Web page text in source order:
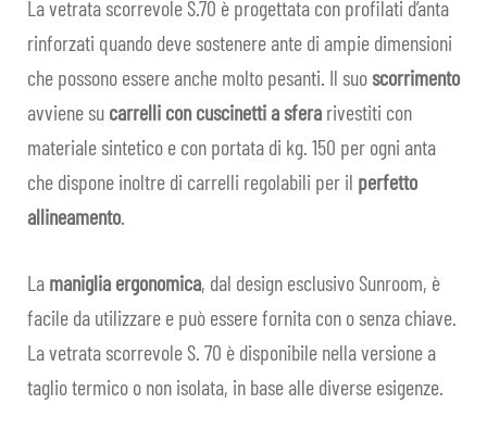
CONTRACT
SHOP
FAQ
IN EVIDENZA
IT
il
menu
La vetrata scorrevole S.70 è progettata con profilati d’anta
rinforzati quando deve sostenere ante di ampie dimensioni
che possono essere anche molto pesanti. Il suo scorrimento
avviene su carrelli con cuscinetti a sfera rivestiti con
materiale sintetico e con portata di kg. 150 per ogni anta
che dispone inoltre di carrelli regolabili per il perfetto
allineamento.
La maniglia ergonomica, dal design esclusivo Sunroom, è
facile da utilizzare e può essere fornita con o senza chiave.
La vetrata scorrevole S. 70 è disponibile nella versione a
taglio termico o non isolata, in base alle diverse esigenze.